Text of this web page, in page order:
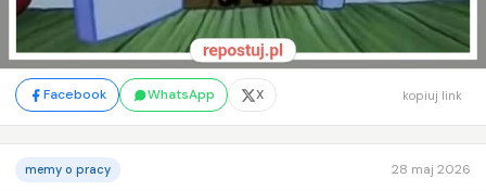
Facebook WhatsApp X kopiuj link
memy o pracy 28 maj 2026